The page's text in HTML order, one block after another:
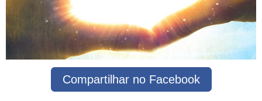
Compartilhar no Facebook